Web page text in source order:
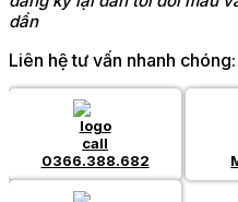
dần
Liên hệ tư vấn nhanh chóng:
0366.388.682